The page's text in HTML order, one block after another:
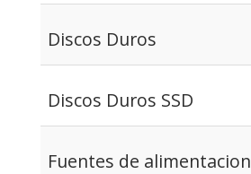
Discos Duros
Discos Duros SSD
Fuentes de alimentacion